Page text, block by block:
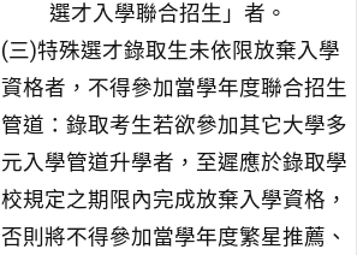
選才入學聯合招生」者。
(三)特殊選才錄取生未依限放棄入學
資格者，不得參加當學年度聯合招生
管道：錄取考生若欲參加其它大學多
元入學管道升學者，至遲應於錄取學
校規定之期限內完成放棄入學資格，
否則將不得參加當學年度繁星推薦、